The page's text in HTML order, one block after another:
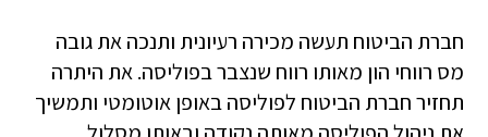
חברת הביטוח תעשה מכירה רעיונית ותנכה את גובה
מס רווחי הון מאותו רווח שנצבר בפוליסה. את היתרה
תחזיר חברת הביטוח לפוליסה באופן אוטומטי ותמשיך